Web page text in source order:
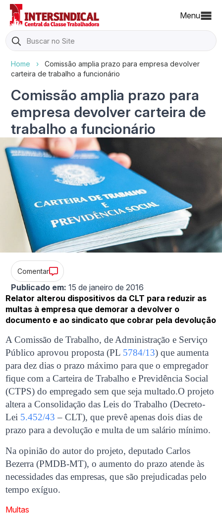
Menu
Search
for:
Home ›
Comissão amplia prazo para empresa devolver
carteira de trabalho a funcionário
Comissão amplia prazo para
empresa devolver carteira de
trabalho a funcionário
Comentar
Publicado em: 15 de janeiro de 2016
Relator alterou dispositivos da CLT para reduzir as
multas à empresa que demorar a devolver o
documento e ao sindicato que cobrar pela devolução
A Comissão de Trabalho, de Administração e Serviço
Público aprovou proposta (PL 5784/13) que aumenta
para dez dias o prazo máximo para que o empregador
fique com a Carteira de Trabalho e Previdência Social
(CTPS) do empregado sem que seja multado.O projeto
altera a Consolidação das Leis do Trabalho (Decreto-
Lei 5.452/43 – CLT), que prevê apenas dois dias de
prazo para a devolução e multa de um salário mínimo.
Na opinião do autor do projeto, deputado Carlos
Bezerra (PMDB-MT), o aumento do prazo atende às
necessidades das empresas, que são prejudicadas pelo
tempo exíguo.
Multas